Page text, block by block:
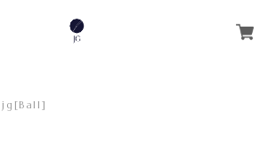
jg[Ball]